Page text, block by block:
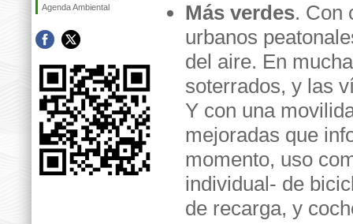
Agenda Ambiental
Más verdes. Con
urbanos
del aire. En
soterrados, y las
Y con una
mejoradas que
momento, uso
individual- de
de recarga, y